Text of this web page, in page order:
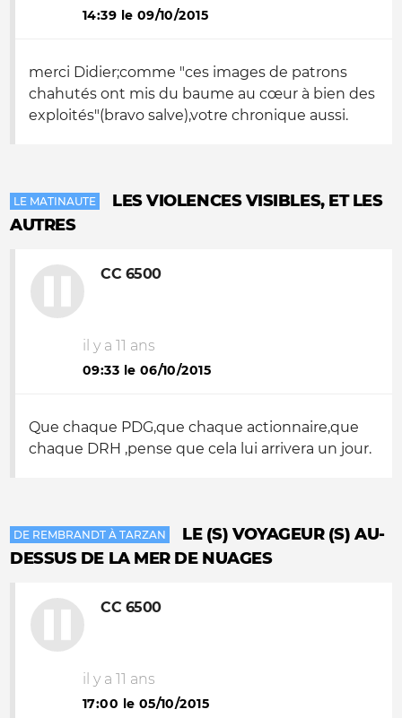
14:39 le 09/10/2015
merci Didier;comme "ces images de patrons
chahutés ont mis du baume au cœur à bien des
exploités"(bravo salve),votre chronique aussi.
LE MATINAUTE
LES VIOLENCES VISIBLES, ET LES
AUTRES
CC 6500
il y a 11 ans
09:33 le 06/10/2015
Que chaque PDG,que chaque actionnaire,que
chaque DRH ,pense que cela lui arrivera un jour.
DE REMBRANDT À TARZAN
LE (S) VOYAGEUR (S) AU-
DESSUS DE LA MER DE NUAGES
CC 6500
il y a 11 ans
17:00 le 05/10/2015